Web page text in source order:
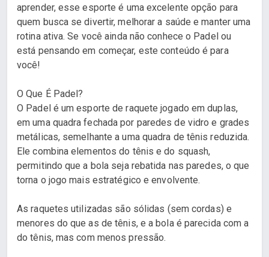
aprender, esse esporte é uma excelente opção para
quem busca se divertir, melhorar a saúde e manter uma
rotina ativa. Se você ainda não conhece o Padel ou
está pensando em começar, este conteúdo é para
você!
O Que É Padel?
O Padel é um esporte de raquete jogado em duplas,
em uma quadra fechada por paredes de vidro e grades
metálicas, semelhante a uma quadra de tênis reduzida.
Ele combina elementos do tênis e do squash,
permitindo que a bola seja rebatida nas paredes, o que
torna o jogo mais estratégico e envolvente.
As raquetes utilizadas são sólidas (sem cordas) e
menores do que as de tênis, e a bola é parecida com a
do tênis, mas com menos pressão.